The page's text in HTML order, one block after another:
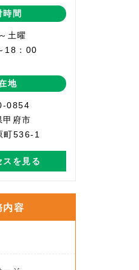
時間
土曜
18：00
地
0854
甲府市
町536-1
スを見る
内容